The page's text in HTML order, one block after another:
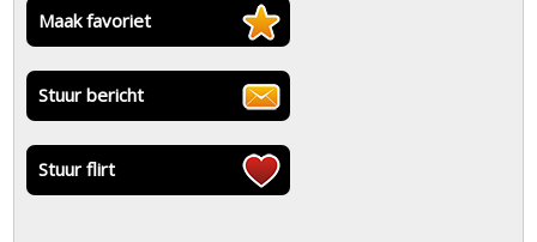
Maak favoriet
Stuur bericht
Stuur flirt